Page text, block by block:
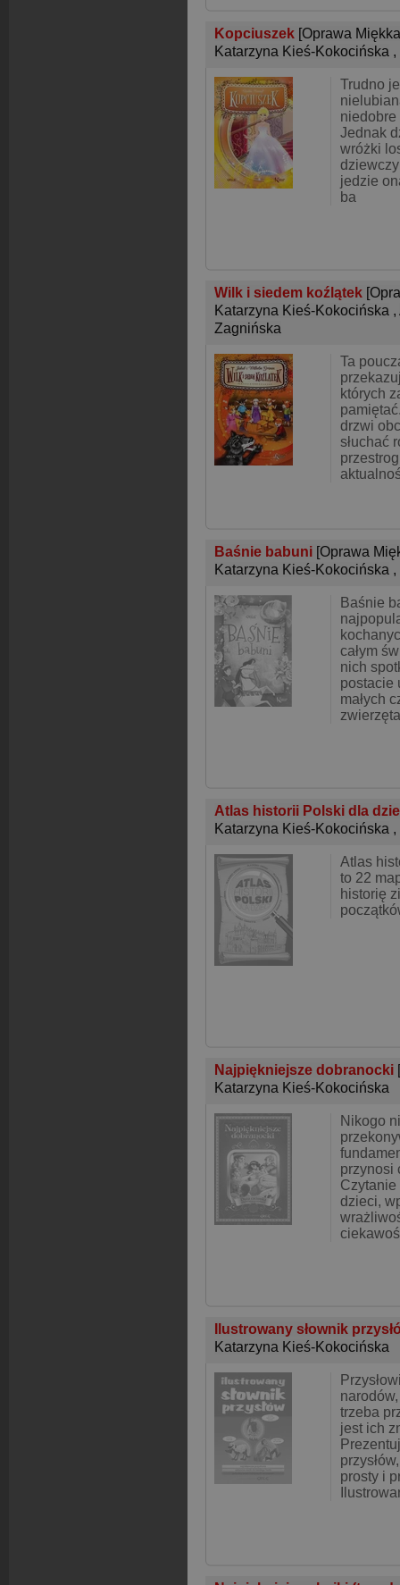
Kopciuszek [Oprawa
Katarzyna Kieś-Kokocińska ,
Trudno
niedobre
Jednak
wróżki
jedzie
ba
Wilk i siedem koźlątek
Katarzyna Kieś-Kokocińska ,
Zagnińska
Ta
których
drzwi
słuchać
Baśnie babuni [Oprawa
Katarzyna Kieś-Kokocińska ,
Baśnie
całym
nich
postacie
małych
Atlas historii Polski dla
Katarzyna Kieś-Kokocińska ,
Atlas
to 22
historię
Najpiękniejsze dobranocki
Katarzyna Kieś-Kokocińska
Nikogo
przynosi
dzieci,
Ilustrowany słownik
Katarzyna Kieś-Kokocińska
trzeba
jest ich
prosty i